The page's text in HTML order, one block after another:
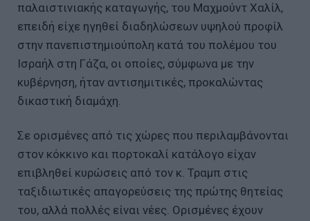
παλαιστινιακής καταγωγής, του Μαχμούντ Χαλίλ,
επειδή είχε ηγηθεί διαδηλώσεων υψηλού προφίλ
στην πανεπιστημιούπολη κατά του πολέμου του
Ισραήλ στη Γάζα, οι οποίες, σύμφωνα με την
κυβέρνηση, ήταν αντισημιτικές, προκαλώντας
δικαστική διαμάχη.
Σε ορισμένες από τις χώρες που περιλαμβάνονται
στον κόκκινο και πορτοκαλί κατάλογο είχαν
επιβληθεί κυρώσεις από τον κ. Τραμπ στις
ταξιδιωτικές απαγορεύσεις της πρώτης θητείας
του, αλλά πολλές είναι νέες. Ορισμένες έχουν